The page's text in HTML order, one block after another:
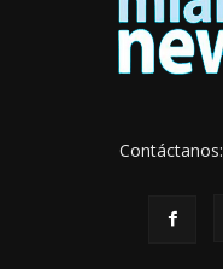
Contáctanos: